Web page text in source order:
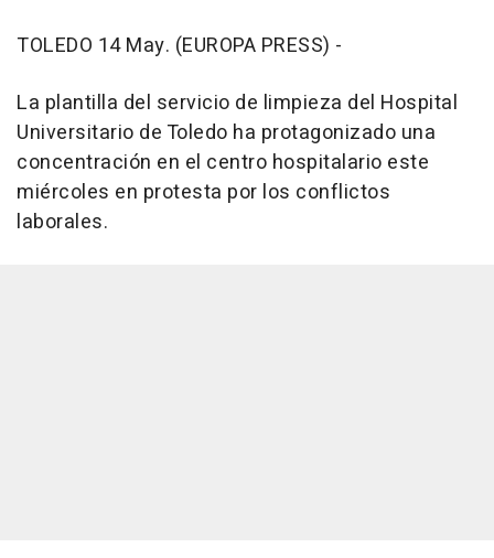
TOLEDO 14 May. (EUROPA PRESS) -
La plantilla del servicio de limpieza del Hospital
Universitario de Toledo ha protagonizado una
concentración en el centro hospitalario este
miércoles en protesta por los conflictos
laborales.